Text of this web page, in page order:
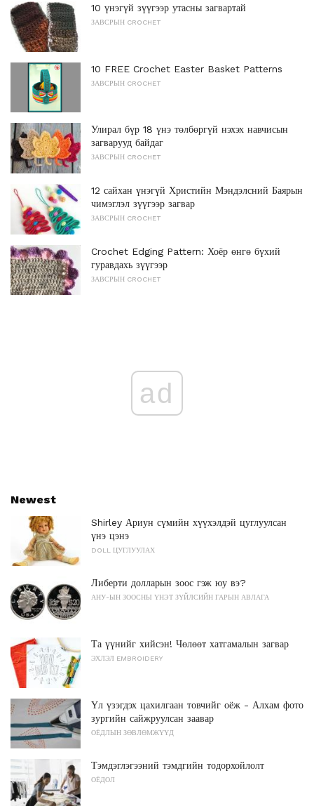
10 үнэгүй зүүгээр утасны загвартай
ЗАВСРЫН CROCHET
10 FREE Crochet Easter Basket Patterns
ЗАВСРЫН CROCHET
Улирал бүр 18 үнэ төлбөргүй нэхэх навчисын
загварууд байдаг
ЗАВСРЫН CROCHET
12 сайхан үнэгүй Христийн Мэндэлсний Баярын
чимэглэл зүүгээр загвар
ЗАВСРЫН CROCHET
Crochet Edging Pattern: Хоёр өнгө бүхий
гуравдахь зүүгээр
ЗАВСРЫН CROCHET
ad
Newest
Shirley Ариун сүмийн хүүхэлдэй цуглуулсан
үнэ цэнэ
DOLL ЦУГЛУУЛАХ
Либерти долларын зоос гэж юу вэ?
АНУ-ЫН ЗООСНЫ ҮНЭТ ЗҮЙЛСИЙН ГАРЫН АВЛАГА
Та үүнийг хийсэн! Чөлөөт хатгамалын загвар
ЭХЛЭЛ EMBROIDERY
Үл үзэгдэх цахилгаан товчийг оёж - Алхам фото
зургийн сайжруулсан заавар
ОЁДЛЫН ЗӨВЛӨМЖҮҮД
Тэмдэглэгээний тэмдгийн тодорхойлолт
ОЁДОЛ